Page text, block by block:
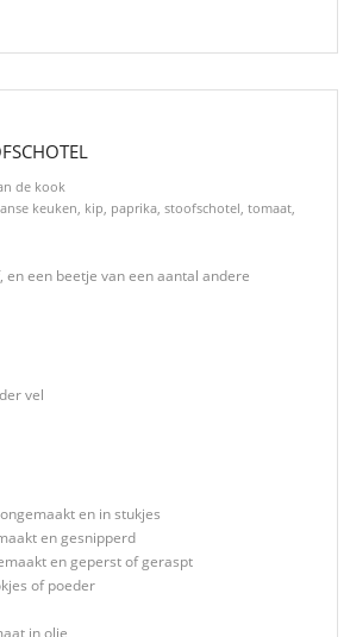
de kook
keuken, kip, paprika, stoofschotel, tomaat,
en een beetje van een aantal andere
vel
en in stukjes
en gesnipperd
en geperst of geraspt
of poeder
in olie